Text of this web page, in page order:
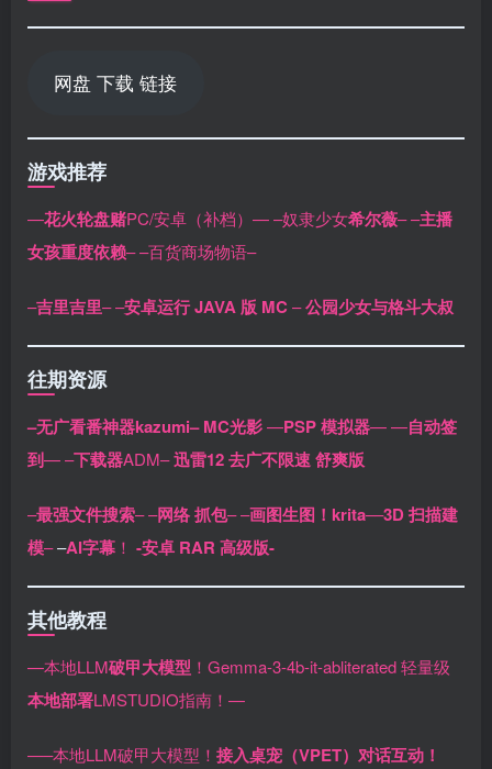
网盘 下载 链接
游戏推荐
—花火轮盘赌PC/安卓（补档）—–奴隶少女希尔薇––主播
女孩重度依赖––百货商场物语–
–吉里吉里––安卓运行 JAVA 版 MC–公园少女与格斗大叔
往期资源
–无广看番神器kazumi– MC光影—PSP 模拟器——自动签
到—–下载器ADM–迅雷12 去广不限速 舒爽版
–最强文件搜索––网络 抓包––画图生图！krita––3D 扫描建
模––AI字幕 ！ -安卓 RAR 高级版-
其他教程
—本地LLM破甲大模型 ！Gemma-3-4b-it-abliterated 轻量级
本地部署LMSTUDIO指南！—
—–本地LLM破甲大模型！ 接入桌宠（VPET）对话互动！